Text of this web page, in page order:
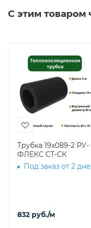
С этим товаром
Трубка 19х089-2 РУ-
ФЛЕКС СТ-СК
Под заказ от 2
832 руб./м